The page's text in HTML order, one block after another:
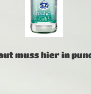
muss hier in